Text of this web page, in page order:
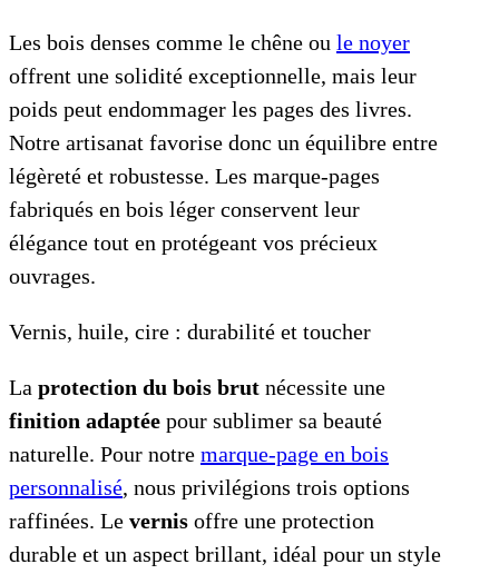
Les bois denses comme le chêne ou le noyer
offrent une solidité exceptionnelle, mais leur
poids peut endommager les pages des livres.
Notre artisanat favorise donc un équilibre entre
légèreté et robustesse. Les marque-pages
fabriqués en bois léger conservent leur
élégance tout en protégeant vos précieux
ouvrages.
Vernis, huile, cire : durabilité et toucher
La protection du bois brut nécessite une
finition adaptée pour sublimer sa beauté
naturelle. Pour notre marque-page en bois
personnalisé, nous privilégions trois options
raffinées. Le vernis offre une protection
durable et un aspect brillant, idéal pour un style